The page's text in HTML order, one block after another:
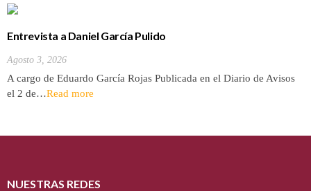
Entrevista a Daniel García Pulido
Agosto 3, 2026
A cargo de Eduardo García Rojas Publicada en el Diario de Avisos
el 2 de…Read more
NUESTRAS REDES